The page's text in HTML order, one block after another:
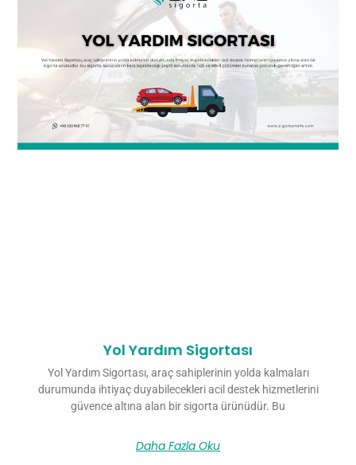
Yol Yardım Sigortası
Yol Yardım Sigortası, araç sahiplerinin yolda kalmaları
durumunda ihtiyaç duyabilecekleri acil destek hizmetlerini
güvence altına alan bir sigorta ürünüdür. Bu
Daha Fazla Oku